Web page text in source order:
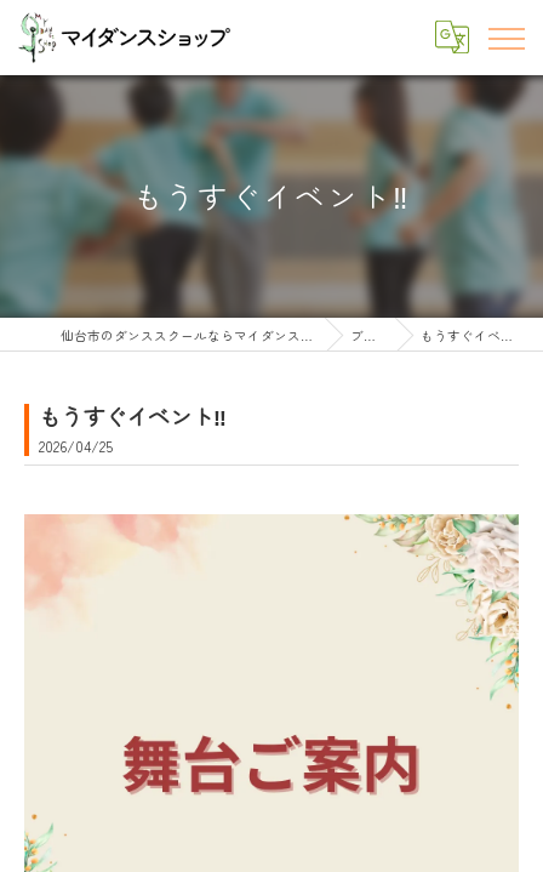
もうすぐイベント‼️
仙台市のダンススクールならマイダンスショップ ブログ もうすぐイベント‼️
もうすぐイベント‼️
2026/04/25